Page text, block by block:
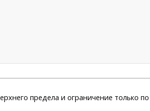
предела и ограничение только